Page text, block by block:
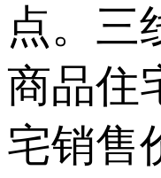
点。三
商品住
宅销售